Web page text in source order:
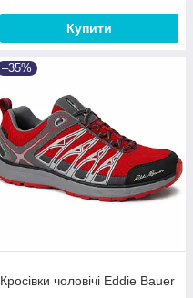
Купити
–35%
Кросівки чоловічі Eddie Bauer